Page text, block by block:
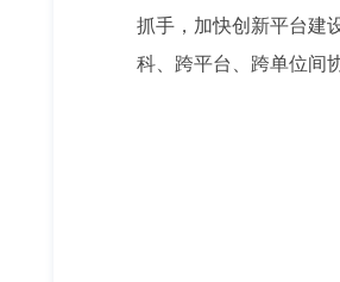
抓手，加快创新平台建
科、跨平台、跨单位间